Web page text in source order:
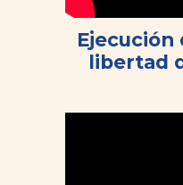
Ejecución
libertad